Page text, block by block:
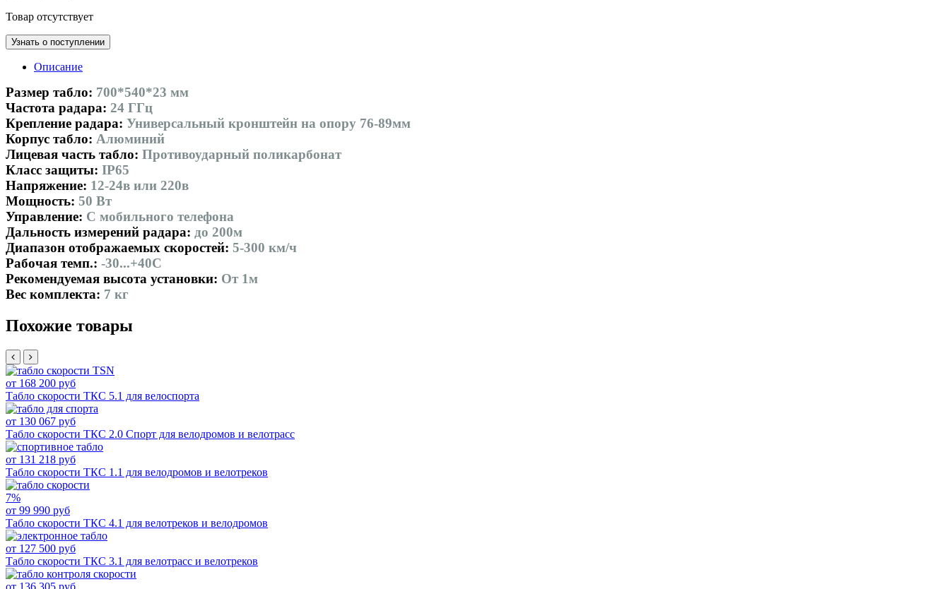
Товар отсутствует
Узнать о поступлении
Описание
Размер табло: 700*540*23 мм
Частота радара: 24 ГГц
Крепление радара: Универсальный кронштейн на опору 76-89мм
Корпус табло: Алюминий
Лицевая часть табло: Противоударный поликарбонат
Класс защиты: IP65
Напряжение: 12-24в или 220в
Мощность: 50 Вт
Управление: С мобильного телефона
Дальность измерений радара: до 200м
Диапазон отображаемых скоростей: 5-300 км/ч
Рабочая темп.: -30...+40С
Рекомендуемая высота установки: От 1м
Вес комплекта: 7 кг
Похожие товары
от 168 200 руб
Табло скорости ТКС 5.1 для велоспорта
от 130 067 руб
Табло скорости ТКС 2.0 Спорт для велодромов и велотрасс
от 131 218 руб
Табло скорости ТКС 1.1 для велодромов и велотреков
7%
от 99 990 руб
Табло скорости ТКС 4.1 для велотреков и велодромов
от 127 500 руб
Табло скорости ТКС 3.1 для велотрасс и велотреков
от 136 305 руб